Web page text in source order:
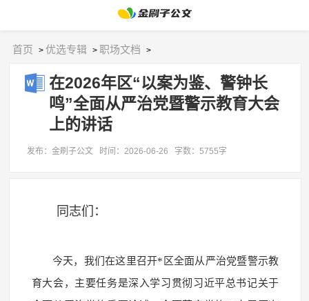
首页 >优选专辑 >职场文档 >
在2026年区“以案为鉴、警钟长
鸣”全面从严治党暨警示教育大会
上的讲话
发布：金刷子公文 时间：2026-06-26 字数：5755字
同志们：
今天，我们在这里召开*区全面从严治党暨警示教
育大会，主要任务是深入学习贯彻习近平总书记关于